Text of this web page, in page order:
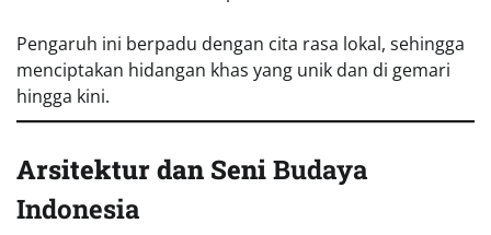
Pengaruh ini berpadu dengan cita rasa lokal, sehingga
menciptakan hidangan khas yang unik dan di gemari
hingga kini.
Arsitektur dan SeniBudaya
Indonesia